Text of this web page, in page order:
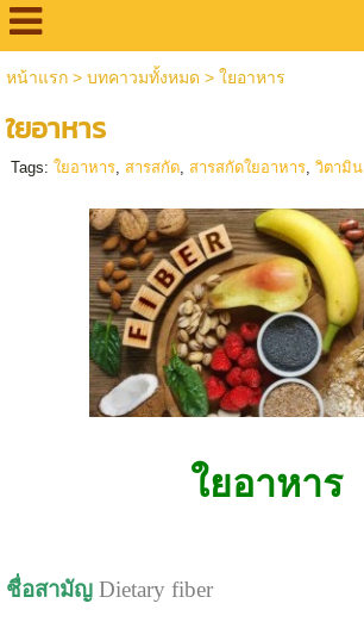
หน้าแรก> บทคาวมทั้งหมด > ใยอาหาร
ใยอาหาร
Tags: ใยอาหาร, สารสกัด, สารสกัดใยอาหาร, วิตามิน
ใยอาหาร
ชื่อสามัญDietary fiber